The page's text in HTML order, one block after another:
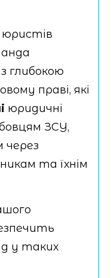
юристів
глибокою
праві, які
юридичні
ЗСУ,
через
та їхнім
у таких